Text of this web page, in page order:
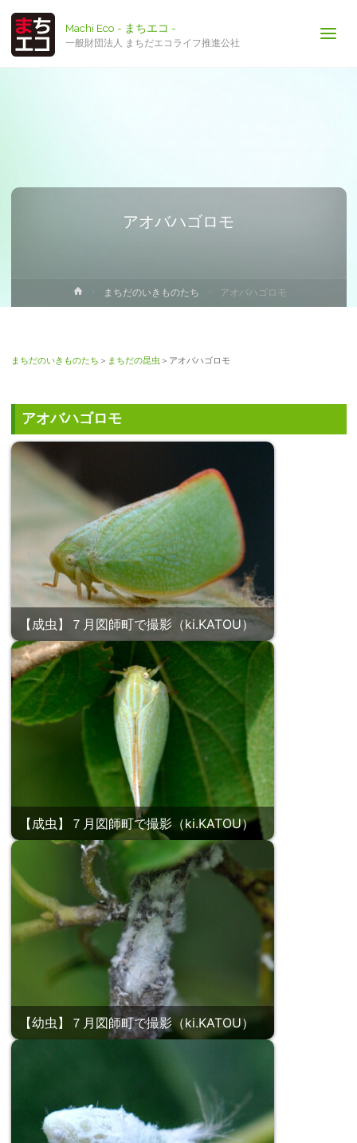
Machi Eco - まちエコ -
一般財団法人 まちだエコライフ推進公社
アオバハゴロモ
ー
まちだのいきものたち アオバハゴロモ
まちだのいきものたち ＞ まちだの昆虫 ＞アオバハゴロモ
アオバハゴロモ
【成虫】７月図師町で撮影（ki.KATOU）
【成虫】７月図師町で撮影（ki.KATOU）
【幼虫】７月図師町で撮影（ki.KATOU）